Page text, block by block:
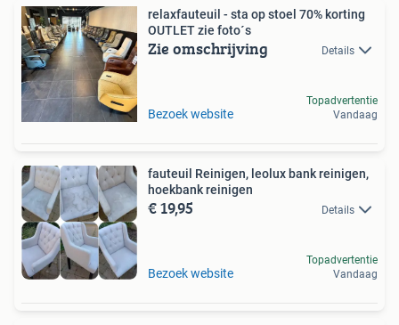
relaxfauteuil - sta op stoel 70% korting
OUTLET zie foto´s
Zie omschrijving Details
Bezoek website
Topadvertentie
Vandaag
fauteuil Reinigen, leolux bank reinigen,
hoekbank reinigen
€ 19,95 Details
Bezoek website
Topadvertentie
Vandaag